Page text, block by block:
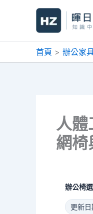
首頁 辦公家
人體
網椅
辦公椅
更新